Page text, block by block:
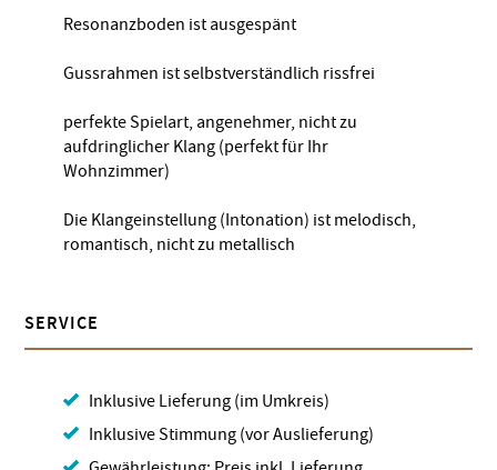
Resonanzboden ist ausgespänt
Gussrahmen ist selbstverständlich rissfrei
perfekte Spielart, angenehmer, nicht zu
aufdringlicher Klang (perfekt für Ihr
Wohnzimmer)
Die Klangeinstellung (Intonation) ist melodisch,
romantisch, nicht zu metallisch
SERVICE
Inklusive Lieferung (im Umkreis)
Inklusive Stimmung (vor Auslieferung)